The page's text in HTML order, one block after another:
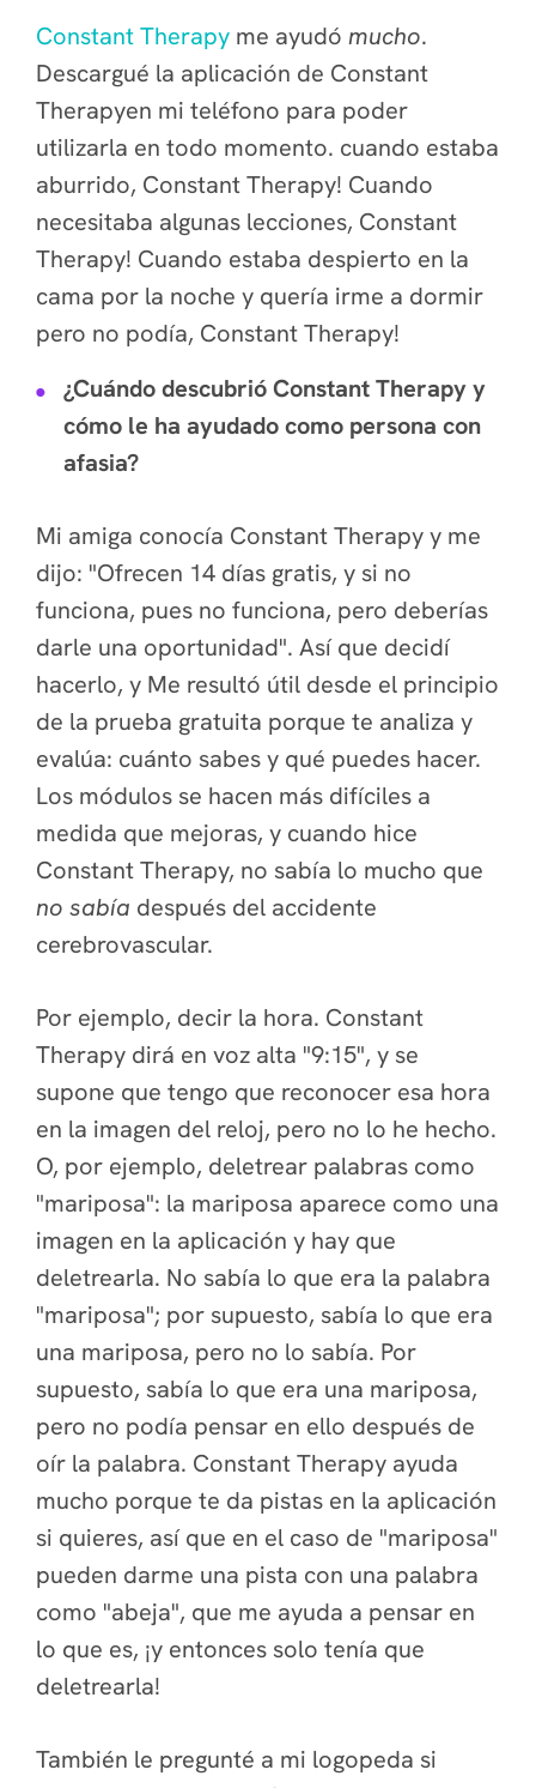
Constant Therapy me ayudó mucho.
Descargué la aplicación de Constant
Therapyen mi teléfono para poder
utilizarla en todo momento. cuando estaba
aburrido, Constant Therapy! Cuando
necesitaba algunas lecciones, Constant
Therapy! Cuando estaba despierto en la
cama por la noche y quería irme a dormir
pero no podía, Constant Therapy!
¿Cuándo descubrió Constant Therapy y
cómo le ha ayudado como persona con
afasia?
Mi amiga conocía Constant Therapy y me
dijo: "Ofrecen 14 días gratis, y si no
funciona, pues no funciona, pero deberías
darle una oportunidad". Así que decidí
hacerlo, y Me resultó útil desde el principio
de la prueba gratuita porque te analiza y
evalúa: cuánto sabes y qué puedes hacer.
Los módulos se hacen más difíciles a
medida que mejoras, y cuando hice
Constant Therapy, no sabía lo mucho que
no sabía después del accidente
cerebrovascular.
Por ejemplo, decir la hora. Constant
Therapy dirá en voz alta "9:15", y se
supone que tengo que reconocer esa hora
en la imagen del reloj, pero no lo he hecho.
O, por ejemplo, deletrear palabras como
"mariposa": la mariposa aparece como una
imagen en la aplicación y hay que
deletrearla. No sabía lo que era la palabra
"mariposa"; por supuesto, sabía lo que era
una mariposa, pero no lo sabía. Por
supuesto, sabía lo que era una mariposa,
pero no podía pensar en ello después de
oír la palabra. Constant Therapy ayuda
mucho porque te da pistas en la aplicación
si quieres, así que en el caso de "mariposa"
pueden darme una pista con una palabra
como "abeja", que me ayuda a pensar en
lo que es, ¡y entonces solo tenía que
deletrearla!
También le pregunté a mi logopeda si